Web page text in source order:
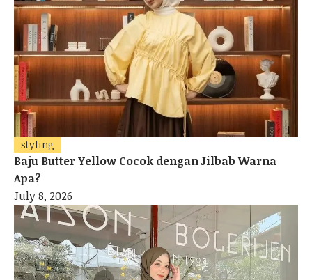
styling
Baju Butter Yellow Cocok dengan Jilbab Warna
Apa?
July 8, 2026